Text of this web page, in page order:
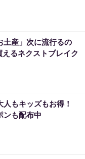
土産」次に流行るの
るネクストブレイク
人もキッズもお得！
ンも配布中